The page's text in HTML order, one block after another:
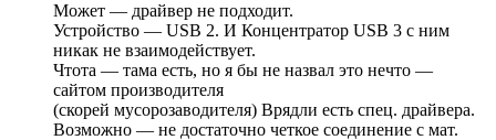
Может — драйвер не подходит.
Устройство — USB 2. И Концентратор USB 3 с ним
никак не взаимодействует.
Чтота — тама есть, но я бы не назвал это нечто —
сайтом производителя
(скорей мусорозаводителя) Врядли есть спец. драйвера.
Возможно — не достаточно четкое соединение с мат.